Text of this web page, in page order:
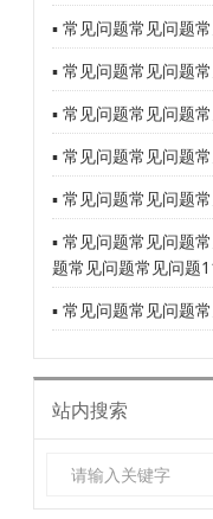
▪ 常见问题常见问题
▪ 常见问题常见问题
▪ 常见问题常见问题
▪ 常见问题常见问题
▪ 常见问题常见问题
▪ 常见问题常见问题
题常见问题常见问题
▪ 常见问题常见问题
站内搜索